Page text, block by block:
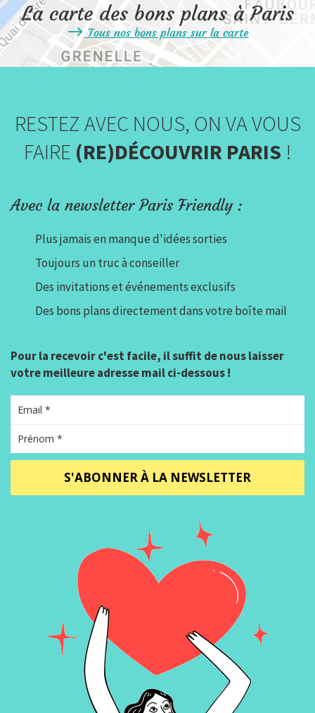
La carte des bons plans à Paris
Tous nos bons plans sur la carte
RESTEZ AVEC NOUS, ON VA VOUS
FAIRE (RE)DÉCOUVRIR PARIS !
Avec la newsletter Paris Friendly :
Plus jamais en manque d'idées sorties
Toujours un truc à conseiller
Des invitations et événements exclusifs
Des bons plans directement dans votre boîte mail
Pour la recevoir c'est facile, il suffit de nous laisser
votre meilleure adresse mail ci-dessous !
S'ABONNER À LA NEWSLETTER